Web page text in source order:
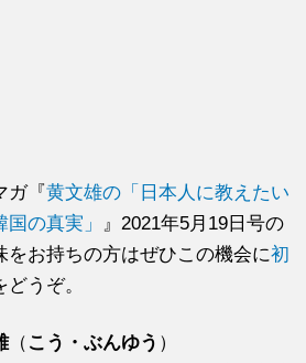
ガ『黄文雄の「日本人に教えたい
の真実」
』2021年5月19日号の
をお持ちの方はぜひこの機会に初
どうぞ。
（ こう・ぶんゆう ）